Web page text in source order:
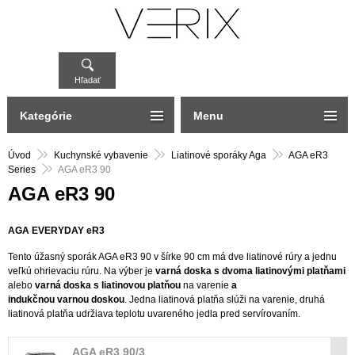
Hľadať
Úvod Kuchynské vybavenie Liatinové sporáky Aga
AGA eR3
Series
AGA eR3 90
AGA eR3 90
AGA EVERYDAY eR3
Tento úžasný sporák AGA eR3 90 v šírke 90 cm má dve liatinové rúry a jednu
veľkú ohrievaciu rúru. Na výber je varná doska s dvoma liatinovými platňami
alebo varná doska s liatinovou platňou na varenie a
indukčnou varnou doskou. Jedna liatinová platňa slúži na varenie, druhá
liatinová platňa udržiava teplotu uvareného jedla pred servírovaním.
AGA eR3 90/3
Kategórie Menu